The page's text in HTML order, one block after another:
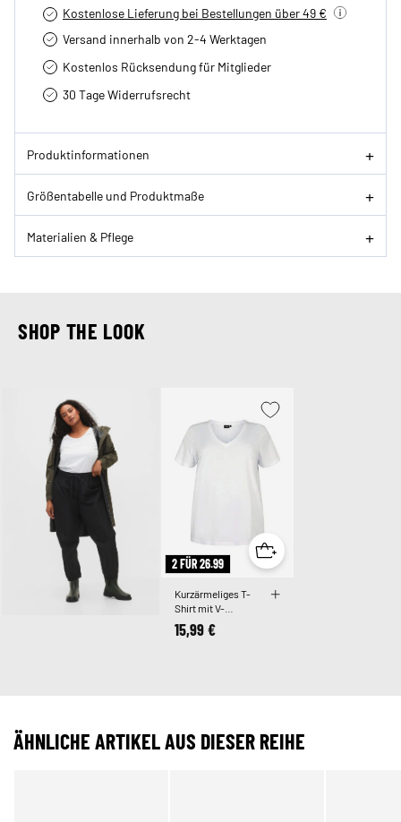
Kostenlose Lieferung bei Bestellungen über 49 €
Versand innerhalb von 2-4 Werktagen
Kostenlos Rücksendung für Mitglieder
30 Tage Widerrufsrecht
Produktinformationen
Größentabelle und Produktmaße
Materialien & Pflege
SHOP THE LOOK
2 FÜR 26.99
Kurzärmeliges T-
Shirt mit V-
Ausschnitt
15,99 €
ÄHNLICHE ARTIKEL AUS DIESER REIHE